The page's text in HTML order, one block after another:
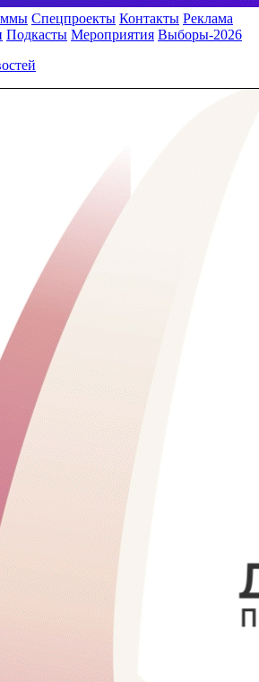
Спецпроекты Контакты Реклама
Подкасты Мероприятия Выборы-2026